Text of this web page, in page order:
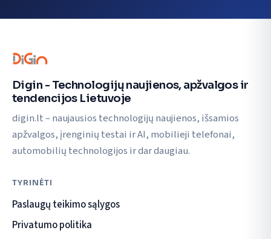
Digin - Technologijų naujienos, apžvalgos ir
tendencijos Lietuvoje
digin.lt – naujausios technologijų naujienos, išsamios
apžvalgos, įrenginių testai ir AI, mobilieji telefonai,
automobilių technologijos ir dar daugiau.
TYRINĖTI
Paslaugų teikimo sąlygos
Privatumo politika